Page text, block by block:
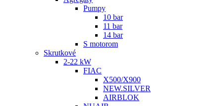
Pumpy
10 bar
11 bar
14 bar
S motorom
Skrutkové
2-22 kW
FIAC
X500/X900
NEW.SILVER
AIRBLOK